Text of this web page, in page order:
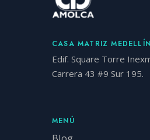
CASA MATRIZ MEDELLÍN
Edif. Square Torre
Carrera 43 #9 Sur 195.
MENÚ